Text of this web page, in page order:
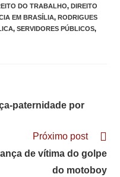
DO TRABALHO, DIREITO
EM BRASÍLIA, RODRIGUES
, SERVIDORES PÚBLICOS,
paternidade por
Próximo post
de vítima do golpe
do motoboy